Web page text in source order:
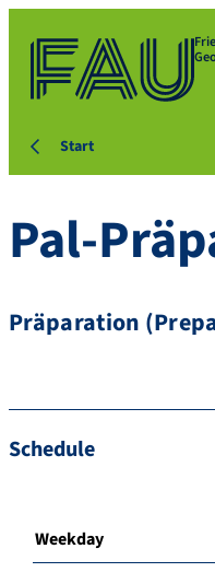
Start
Pal-
Präparation
Schedule
Weekday